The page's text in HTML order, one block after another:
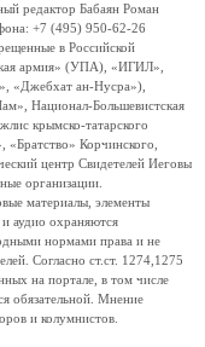
редактор Бабаян Роман
+7 (495) 950-62-26
в Российской
армия» (УПА), «ИГИЛ»,
«Джебхат ан-Нусра»),
Национал-Большевистская
крымско-татарского
Корчинского,
центр Свидетелей Иеговы
организации.
материалы, элементы
аудио охраняются
нормами права и не
Согласно ст.ст. 1274,1275
на портале, в том числе
обязательной. Мнение
и колумнистов.